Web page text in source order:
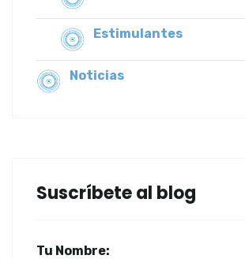
Estimulantes
Noticias
Suscríbete al blog
Tu Nombre: